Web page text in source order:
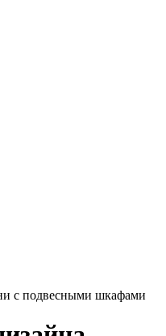
с подвесными шкафами